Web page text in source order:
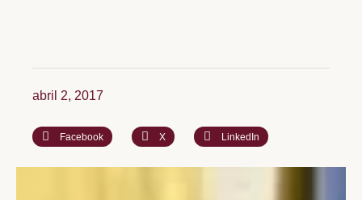
abril 2, 2017
Facebook X LinkedIn